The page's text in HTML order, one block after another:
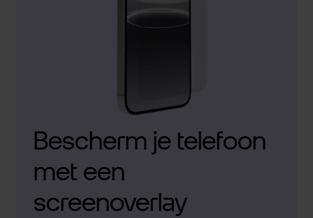
Bescherm je telefoon
met een
screenoverlay